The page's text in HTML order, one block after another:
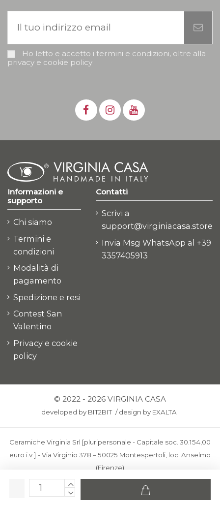
Ho letto e accetto i termini e condizioni, oltre alla
privacy e cookie policy
Informazioni e
supporto
Chi siamo
Termini e
condizioni
Modalità di
pagamento
Spedizione e resi
Contest San
Valentino
Privacy e cookie
policy
Contatti
Scrivi a
support@virginiacasa.store
Invia Msg WhatsApp al +39
3357405913
© 2022 - 2026 VIRGINIA CASA
developed by BIT2BIT /design by EXALTA
Ceramiche Virginia Srl [pluripersonale - Capitale soc. 30.154,00
euro i.v.] - Via Virginio 378 – 50025 Montespertoli, loc. Anselmo
(Firenze)
C.F. e P.IVA: IT00436100481 - REA: FI-227733 - PEC:
ceramichevirginia@pec.it